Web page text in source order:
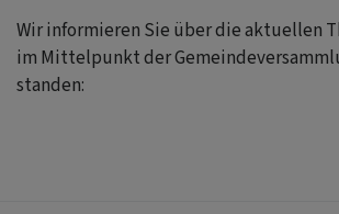
Wir informieren Sie über die aktuellen
im Mittelpunkt der
standen: